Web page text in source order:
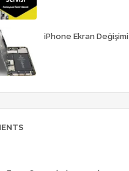
iPhone Ekran Değişimi